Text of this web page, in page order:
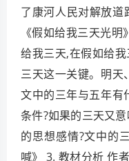
了康河人民对解放道
《假如给我三天光
给我三天,在假如给
三天这一关键。明天
文中的三年与五年有
条件?如果的三天又
的思想感情?文中的
喊》 3. 教材分析 作